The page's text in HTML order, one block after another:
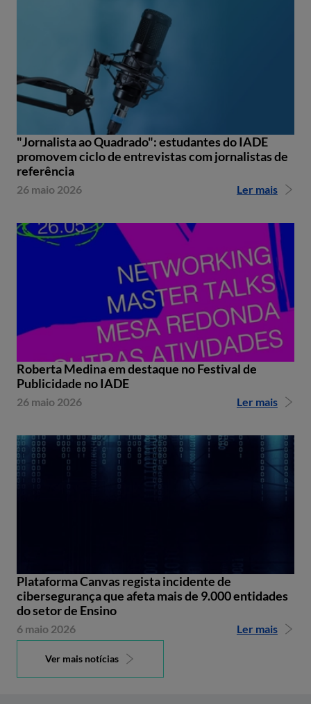
"Jornalista ao Quadrado": estudantes do IADE
promovem ciclo de entrevistas com jornalistas de
referência
26 maio 2026 Ler mais
Roberta Medina em destaque no Festival de
Publicidade no IADE
26 maio 2026 Ler mais
Plataforma Canvas regista incidente de
cibersegurança que afeta mais de 9.000 entidades
do setor de Ensino
6 maio 2026 Ler mais
Ver mais notícias